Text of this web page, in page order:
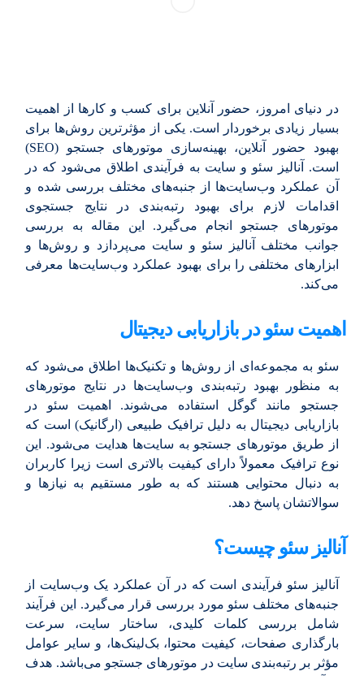
در دنیای امروز، حضور آنلاین برای کسب و کارها از اهمیت
بسیار زیادی برخوردار است. یکی از مؤثرترین روش‌ها برای
بهبود حضور آنلاین، بهینه‌سازی موتورهای جستجو (SEO)
است. آنالیز سئو و سایت به فرآیندی اطلاق می‌شود که در
آن عملکرد وب‌سایت‌ها از جنبه‌های مختلف بررسی شده و
اقدامات لازم برای بهبود رتبه‌بندی در نتایج جستجوی
موتورهای جستجو انجام می‌گیرد. این مقاله به بررسی
جوانب مختلف آنالیز سئو و سایت می‌پردازد و روش‌ها و
ابزارهای مختلفی را برای بهبود عملکرد وب‌سایت‌ها معرفی
می‌کند.
اهمیت سئو در بازاریابی دیجیتال
سئو به مجموعه‌ای از روش‌ها و تکنیک‌ها اطلاق می‌شود که
به منظور بهبود رتبه‌بندی وب‌سایت‌ها در نتایج موتورهای
جستجو مانند گوگل استفاده می‌شوند. اهمیت سئو در
بازاریابی دیجیتال به دلیل ترافیک طبیعی (ارگانیک) است که
از طریق موتورهای جستجو به سایت‌ها هدایت می‌شود. این
نوع ترافیک معمولاً دارای کیفیت بالاتری است زیرا کاربران
به دنبال محتوایی هستند که به طور مستقیم به نیازها و
سوالاتشان پاسخ دهد.
آنالیز سئو چیست؟
آنالیز سئو فرآیندی است که در آن عملکرد یک وب‌سایت از
جنبه‌های مختلف سئو مورد بررسی قرار می‌گیرد. این فرآیند
شامل بررسی کلمات کلیدی، ساختار سایت، سرعت
بارگذاری صفحات، کیفیت محتوا، بک‌لینک‌ها، و سایر عوامل
مؤثر بر رتبه‌بندی سایت در موتورهای جستجو می‌باشد. هدف